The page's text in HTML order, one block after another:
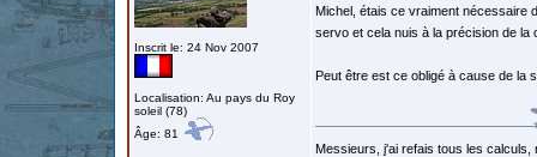
Inscrit le: 24 Nov 2007
Localisation: Au pays du Roy
soleil (78)
Âge: 81
Michel, étais ce vraiment nécessaire
servo et cela nuis à la précision de la
Peut être est ce obligé à cause de la
Messieurs, j'ai refais tous les calculs,